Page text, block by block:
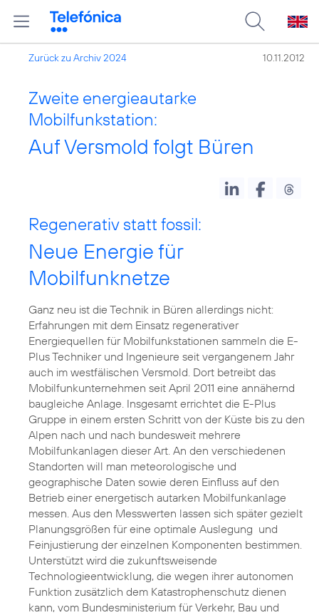
Zurück zu Archiv 2024 10.11.2012
Zweite energieautarke
Mobilfunkstation:
Auf Versmold folgt Büren
Regenerativ statt fossil:
Neue Energie für
Mobilfunknetze
Ganz neu ist die Technik in Büren allerdings nicht:
Erfahrungen mit dem Einsatz regenerativer
Energiequellen für Mobilfunkstationen sammeln die E-
Plus Techniker und Ingenieure seit vergangenem Jahr
auch im westfälischen Versmold. Dort betreibt das
Mobilfunkunternehmen seit April 2011 eine annähernd
baugleiche Anlage. Insgesamt errichtet die E-Plus
Gruppe in einem ersten Schritt von der Küste bis zu den
Alpen nach und nach bundesweit mehrere
Mobilfunkanlagen dieser Art. An den verschiedenen
Standorten will man meteorologische und
geographische Daten sowie deren Einfluss auf den
Betrieb einer energetisch autarken Mobilfunkanlage
messen. Aus den Messwerten lassen sich später gezielt
Planungsgrößen für eine optimale Auslegung und
Feinjustierung der einzelnen Komponenten bestimmen.
Unterstützt wird die zukunftsweisende
Technologieentwicklung, die wegen ihrer autonomen
Funktion zusätzlich dem Katastrophenschutz dienen
kann, vom Bundesministerium für Verkehr, Bau und